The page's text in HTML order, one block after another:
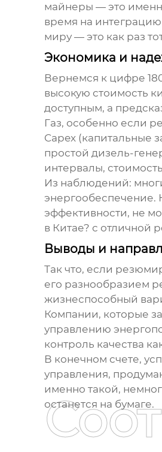
майнеры — это
время на
миру — это как раз
Экономика и
Вернемся к цифре
высокую стоимость
доступным, а
Газ, особенно если
Capex (капитальные
простой дизель-
интервалы,
Из наблюдений:
энергообеспечение.
эффективности, не
в Китае? с отличной
Выводы и
Так что, если
его разнообразием
жизнеспособный
Компании, которые
управлению
контроль качества
В конечном счете,
управления,
именно такой,
останется на бумаге.